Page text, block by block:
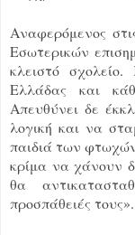
Αναφερόμενος
Εσωτερικών
κλειστό
Ελλάδας και
Απευθύνει δε
λογική και να
παιδιά των
κρίμα να χάνουν
θα
προσπάθειές τους».